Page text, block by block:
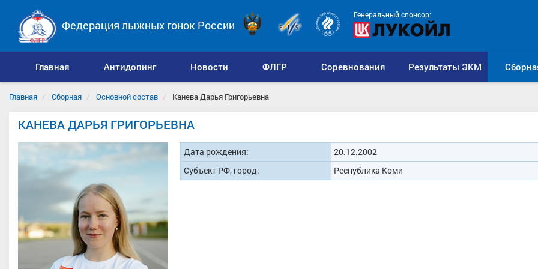
Генеральный спонсор:
Федерация лыжных гонок России
Главная Антидопинг Новости ФЛГР Соревнования Результаты ЭКМ
Главная Сборная Основной состав Канева Дарья Григорьевна
КАНЕВА ДАРЬЯ ГРИГОРЬЕВНА
Дата рождения:
20.12.2002
Субъект РФ, город:
Республика Коми